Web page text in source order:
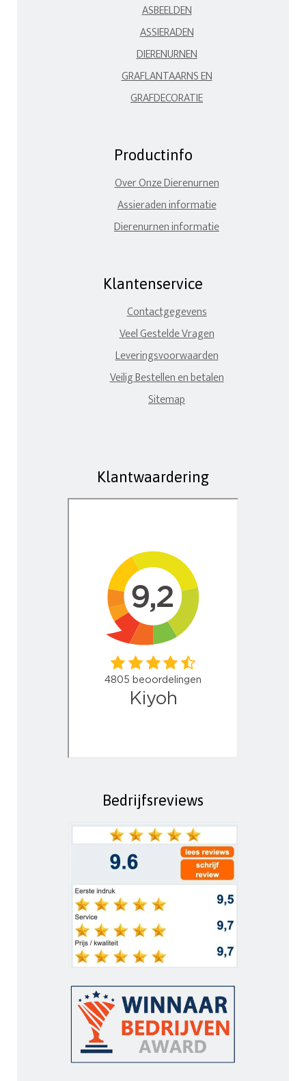
ASBEELDEN
ASSIERADEN
DIERENURNEN
GRAFLANTAARNS EN
GRAFDECORATIE
Productinfo
Over Onze Dierenurnen
Assieraden informatie
Dierenurnen informatie
Klantenservice
Contactgegevens
Veel Gestelde Vragen
Leveringsvoorwaarden
Veilig Bestellen en betalen
Sitemap
Klantwaardering
Bedrijfsreviews